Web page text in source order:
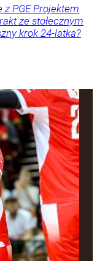
z PGE Projektem
ze stołecznym
krok 24-latka?